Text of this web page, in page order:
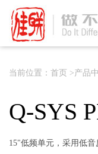
当前位置： 首页 >产品
Q-SYS
15"低频单元，采用低音